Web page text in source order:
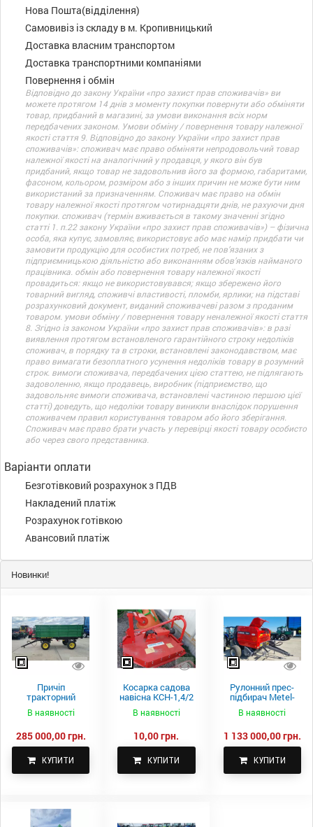
Нова Пошта(відділення)
Самовивіз із складу в м. Кропивницький
Доставка власним транспортом
Доставка транспортними компаніями
Повернення і обмін
Відповідно до закону України «про захист прав споживачів» ви
можете протягом 14 днів з моменту покупки повернути або обміняти
товар, придбаний в магазині, за умови виконання всіх норм
передбачених законом. Умови обміну / повернення товару належної
якості стаття 9. Відповідно до закону України «про захист прав
споживачів»: споживач має право обміняти непродовольчий товар
належної якості на аналогічний у продавця, у якого він був
придбаний, якщо товар не задовольнив його за формою, габаритами,
фасоном, кольором, розміром або з інших причин не може бути ним
використаний за призначенням. Споживач має право на обмін
товару належної якості протягом чотирнадцяти днів, не рахуючи дня
покупки. споживач (термін вживається в такому значенні згідно
статті 1. п.22 закону України «про захист прав споживачів») – фізична
особа, яка купує, замовляє, використовує або має намір придбати чи
замовити продукцію для особистих потреб, не пов’язаних з
підприємницькою діяльністю або виконанням обов’язків найманого
працівника. обмін або повернення товару належної якості
провадиться: якщо не використовувався; якщо збережено його
товарний вигляд, споживчі властивості, пломби, ярлики; на підставі
розрахунковий документ, виданий споживачеві разом з проданим
товаром. умови обміну / повернення товару неналежної якості стаття
8. Згідно із законом України «про захист прав споживачів»: в разі
виявлення протягом встановленого гарантійного строку недоліків
споживач, в порядку та в строки, встановлені законодавством, має
право вимагати безоплатного усунення недоліків товару в розумний
строк. вимоги споживача, передбачених цією статтею, не підлягають
задоволенню, якщо продавець, виробник (підприємство, що
задовольняє вимоги споживача, встановлені частиною першою цієї
статті) доведуть, що недоліки товару виникли внаслідок порушення
споживачем правил користування товаром або його зберігання.
Споживач має право брати участь у перевірці якості товару особисто
або через свого представника.
Варіанти оплати
Безготівковий розрахунок з ПДВ
Накладений платіж
Розрахунок готівкою
Авансовий платіж
Новинки!
Причіп
тракторний
самоскидний
Spike 2 ПТС-4
В наявності
285 000,00 грн.
КУПИТИ
Косарка садова
навісна КСН-1,4/2
В наявності
10,00 грн.
КУПИТИ
Рулонний прес-
підбирач Metel-
Fach Z 587
В наявності
1 133 000,00 грн.
КУПИТИ